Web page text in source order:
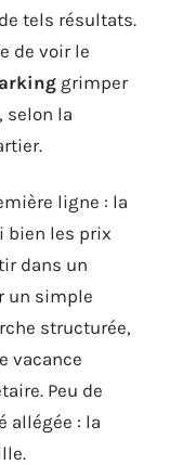
tels résultats.
de voir le
grimper
selon la
ligne : la
bien les prix
dans un
un simple
structurée,
vacance
Peu de
allégée : la